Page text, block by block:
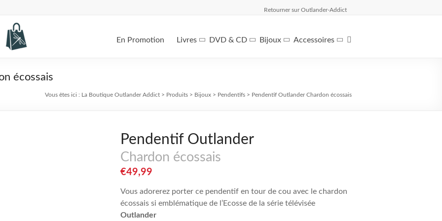
Retourner sur Outlander-Addict
En Promotion Livres DVD & CD Bijoux Accessoires
écossais
Vous êtes ici : La Boutique Outlander Addict > Produits > Bijoux > Pendentifs > Pendentif OutlanderChardon écossais
Pendentif Outlander
Chardon écossais
€49,99
Vous adorerez porter ce pendentif en tour de cou avec le chardon
écossais si emblématique de l’Ecosse de la série télévisée
Outlander